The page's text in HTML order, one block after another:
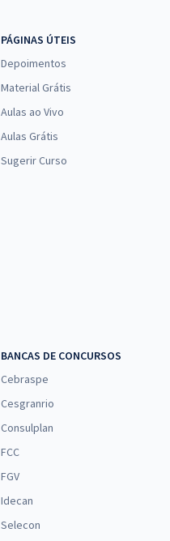
PÁGINAS ÚTEIS
Depoimentos
Material Grátis
Aulas ao Vivo
Aulas Grátis
Sugerir Curso
BANCAS DE CONCURSOS
Cebraspe
Cesgranrio
Consulplan
FCC
FGV
Idecan
Selecon